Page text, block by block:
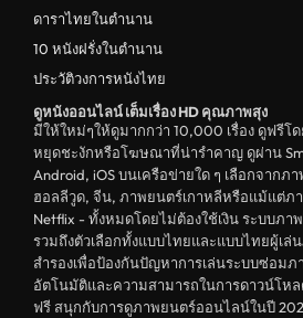
ดาราไทยในตำนาน
10 หนังฝรั่งในตำนาน
ประวัติวงการหนังไทย
ดูหนังออนไลน์ เต็มเรื่อง HD คุณภาพสุง
มีให้ใหม่ๆให้ดูมากกว่า 10,000 เรื่อง ดูฟรีโ
หยุดชะงักหรือโฆษณาที่น่ารำคาญ ดูผ่าน
Android, iOS บนเครือข่ายใด ๆ เลือกจากภ
ฮอลลีวูด, จีน, ภาพยนตร์เกาหลีหรือแม้แต่ภ
Netflix - ทั้งหมดโดยไม่ต้องใช้เงิน ระบบภา
รวมถึงตัวเลือกทั้งแบบไทยและแบบไทยผู้เล่
สำรองเพื่อป้องกันปัญหาการเล่นระบบซ่อมภ
อัตโนมัติและความสามารถในการดาวน์โห
ฟรี สนุกกับการดูภาพยนตร์ออนไลน์ในปี